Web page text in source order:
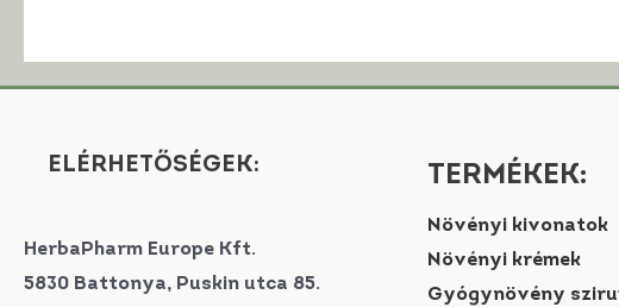
ELÉRHETŐSÉGEK:
HerbaPharm Europe Kft.
5830 Battonya, Puskin utca 85.
TERMÉKEK:
Növényi kivonatok
Növényi krémek
Gyógynövény